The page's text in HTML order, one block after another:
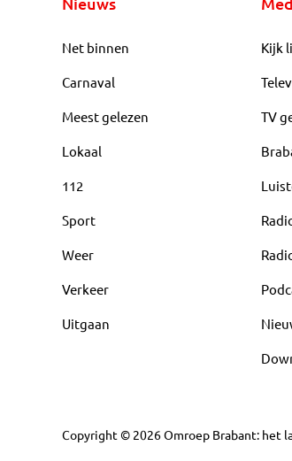
Net binnen
Carnaval
Meest gelezen
Lokaal
112
Sport
Weer
Verkeer
Uitgaan
Kijk
TV
Copyright © 2026Omroep Brabant: het